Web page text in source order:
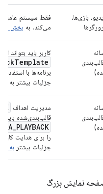
بازی‌ها،
فقط سیستم عامل
می‌کند. به بخش
کاربر باید بتواند
جزئیات بیشتر به
مدیریت اهداف
قالب‌بندی‌شده باید
را برای هدایت
جزئیات بیشتر به
نمایش بزرگ